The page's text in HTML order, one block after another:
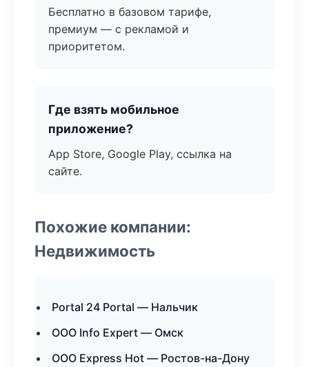
Бесплатно в базовом тарифе,
премиум — с рекламой и
приоритетом.
Где взять мобильное
приложение?
App Store, Google Play, ссылка на
сайте.
Похожие компании:
Недвижимость
Portal 24 Portal — Нальчик
ООО Info Expert — Омск
ООО Express Hot — Ростов-на-Дону